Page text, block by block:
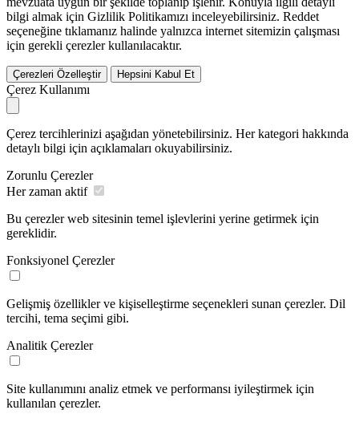
bilgi almak için Gizlilik Politikamızı inceleyebilirsiniz. Reddet
seçeneğine tıklamanız halinde yalnızca internet sitemizin çalışması
için gerekli çerezler kullanılacaktır.
Çerezleri Özelleştir Hepsini Kabul Et
Çerez Kullanımı
Çerez tercihlerinizi aşağıdan yönetebilirsiniz. Her kategori hakkında
detaylı bilgi için açıklamaları okuyabilirsiniz.
Zorunlu Çerezler
Her zaman aktif
Bu çerezler web sitesinin temel işlevlerini yerine getirmek için
gereklidir.
Fonksiyonel Çerezler
Gelişmiş özellikler ve kişiselleştirme seçenekleri sunan çerezler. Dil
tercihi, tema seçimi gibi.
Analitik Çerezler
Site kullanımını analiz etmek ve performansı iyileştirmek için
kullanılan çerezler.